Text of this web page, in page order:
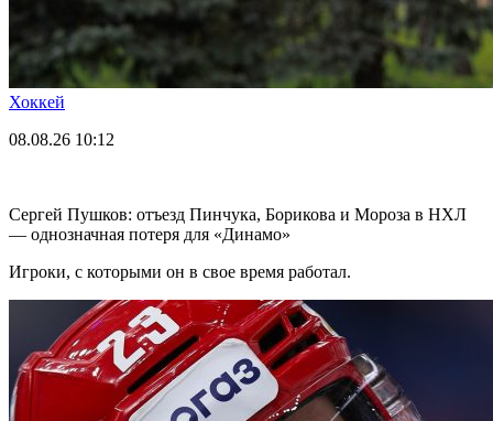
Хоккей
08.08.26 10:12
Сергей Пушков: отъезд Пинчука, Борикова и Мороза в НХЛ
— однозначная потеря для «Динамо»
Игроки, с которыми он в свое время работал.